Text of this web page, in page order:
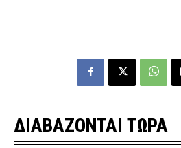
ΔΙΑΒΑΖΟΝΤΑΙ ΤΩΡΑ